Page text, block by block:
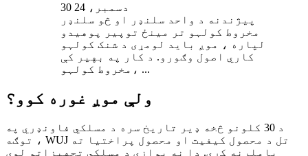
30 دسمبر، 24
پیژندنه د واحد سلنډر او څو سلنډر
مخروط کولہو تر مینځ توپیر پوهیدو
لپاره ، موږ باید لومړی د شنک کولہو
کاري اصول وګورو. د کار په بهیر کې
مخروط کولہو، ...
ولې موږ غوره کوو؟
د 30 کلونو څخه ډیر تاریخ سره د مسلکي فاونډري په
توګه ، WUJ تل د محصول کیفیت او محصول پراختیا ته
پاملرنه کړې. دا نه یوازې د مسلکي تجهیزاتو لوی